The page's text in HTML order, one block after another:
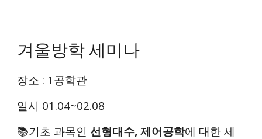
겨울방학 세미나
장소 : 1공학관
일시 01.04~02.08
📚기초 과목인선형대수, 제어공학에 대한 세